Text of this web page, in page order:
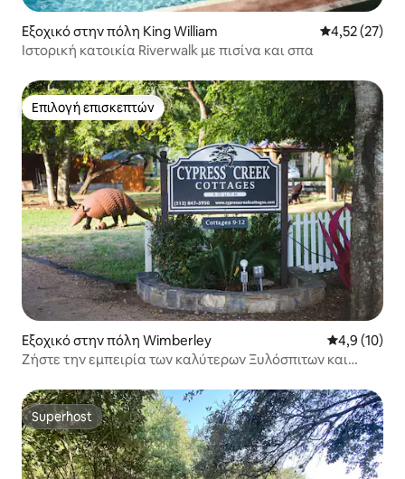
Εξοχικό στην πόλη King William Μέση
4,52 (27)
Ιστορική κατοικία Riverwalk με πισίνα και σπα
Επιλογή επισκεπτών
Επιλογή επισκεπτών
Εξοχικό στην πόλη Wimberley Μέση
4,9 (10)
Ζήστε την εμπειρία των καλύτερων Ξυλόσπιτων και
Superhost
Superhost